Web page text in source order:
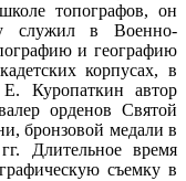
топографов, он
служил в Военно-
и географию
корпусах, в
Куропаткин автор
орденов Святой
бронзовой медали в
Длительное время
съемку в